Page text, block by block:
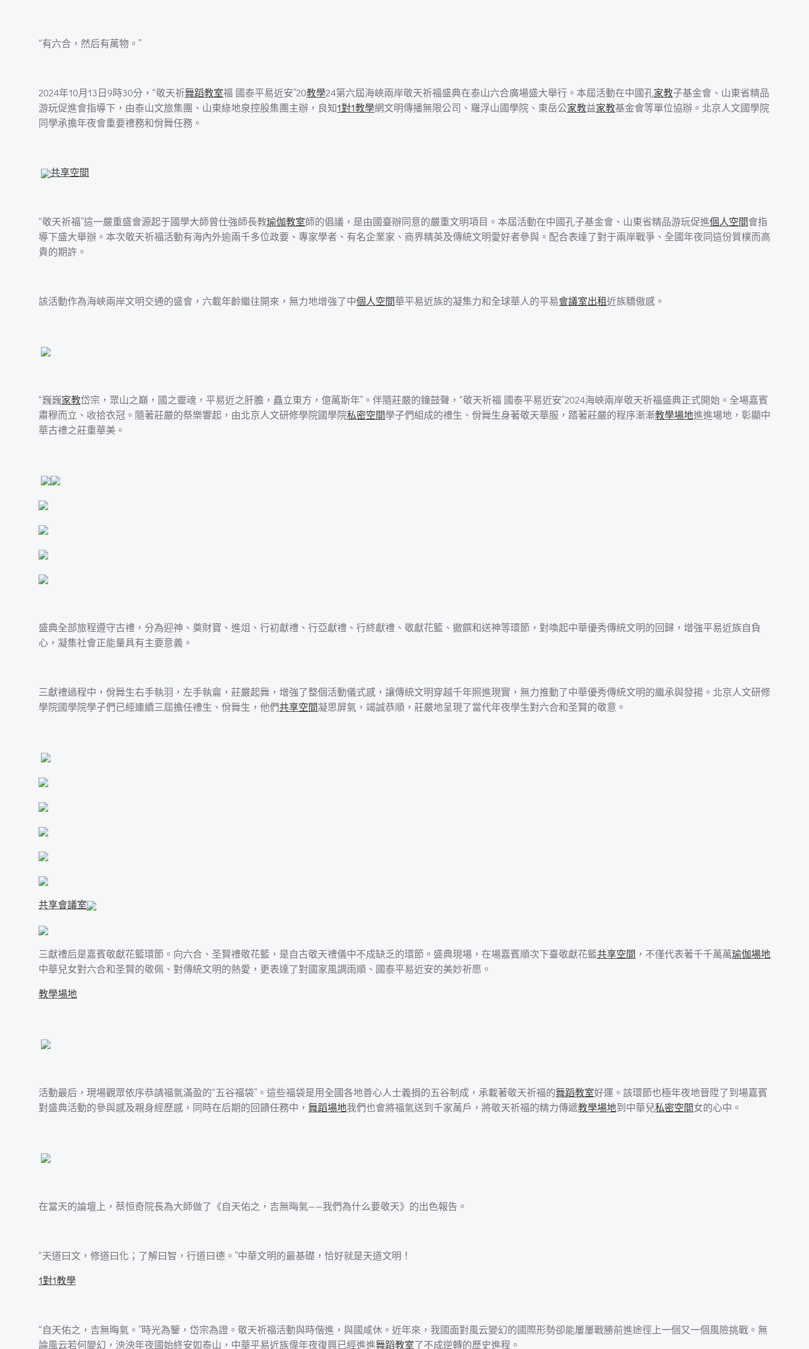
“有六合，然后有萬物。”
2024年10月13日9時30分，“敬天祈舞蹈教室福 國泰平易近安”20教學24第六屆海峽兩岸敬天祈福盛典在泰山六合廣場盛大舉行。本屆活動在中國孔家教子基金會、山東省精品
游玩促進會指導下，由泰山文旅集團、山東綠地泉控股集團主辦，良知1對1教學網文明傳播無限公司、羅浮山國學院、東岳公家教益家教基金會等單位協辦。北京人文國學院
同學承擔年夜會重要禮務和佾舞任務。
共享空間
“敬天祈福”這一嚴重盛會源起于國學大師曾仕強師長教瑜伽教室師的倡議，是由國臺辦同意的嚴重文明項目。本屆活動在中國孔子基金會、山東省精品游玩促進個人空間會指
導下盛大舉辦。本次敬天祈福活動有海內外逾兩千多位政要、專家學者、有名企業家、商界精英及傳統文明愛好者參與。配合表達了對于兩岸戰爭、全國年夜同這份質樸而高
貴的期許。
該活動作為海峽兩岸文明交通的盛會，六載年齡繼往開來，無力地增強了中個人空間華平易近族的凝集力和全球華人的平易會議室出租近族驕傲感。
“巍巍家教岱宗，眾山之巔，國之靈魂，平易近之肝膽，矗立東方，億萬斯年”。伴隨莊嚴的鐘鼓聲，“敬天祈福 國泰平易近安”2024海峽兩岸敬天祈福盛典正式開始。全場嘉賓
肅穆而立、收拾衣冠。隨著莊嚴的祭樂響起，由北京人文研修學院國學院私密空間學子們組成的禮生、佾舞生身著敬天華服，踏著莊嚴的程序漸漸教學場地進進場地，彰顯中
華古禮之莊重華美。
盛典全部旅程遵守古禮，分為迎神、奠財寶、進俎、行初獻禮、行亞獻禮、行終獻禮、敬獻花籃、撤饌和送神等環節，對喚起中華優秀傳統文明的回歸，增強平易近族自負
心，凝集社會正能量具有主要意義。
三獻禮過程中，佾舞生右手執羽，左手執龠，莊嚴起舞，增強了整個活動儀式感，讓傳統文明穿越千年照進現實，無力推動了中華優秀傳統文明的繼承與發揚。北京人文研修
學院國學院學子們已經連續三屆擔任禮生、佾舞生，他們共享空間凝思屏氣，竭誠恭順，莊嚴地呈現了當代年夜學生對六合和圣賢的敬意。
共享會議室
三獻禮后是嘉賓敬獻花籃環節。向六合、圣賢禮敬花籃，是自古敬天禮儀中不成缺乏的環節。盛典現場，在場嘉賓順次下臺敬獻花籃共享空間 ，不僅代表著千千萬萬瑜伽場地
中華兒女對六合和圣賢的敬佩、對傳統文明的熱愛，更表達了對國家風調雨順、國泰平易近安的美妙祈愿。
教學場地
活動最后，現場觀眾依序恭請福氣滿盈的“五谷福袋”。這些福袋是用全國各地善心人士義捐的五谷制成，承載著敬天祈福的舞蹈教室好運。該環節也極年夜地晉陞了到場嘉賓
對盛典活動的參與感及親身經歷感，同時在后期的回饋任務中， 舞蹈場地我們也會將福氣送到千家萬戶，將敬天祈福的精力傳遞教學場地到中華兒私密空間女的心中。
在當天的論壇上，蔡恒奇院長為大師做了《自天佑之，吉無晦氣——我們為什么要敬天》的出色報告。
“天道曰文，修道曰化；了解曰智，行道曰德。”中華文明的最基礎，恰好就是天道文明！
1對1教學
“自天佑之，吉無晦氣。”時光為鑒，岱宗為證。敬天祈福活動與時偕進，與國咸休。近年來，我國面對風云變幻的國際形勢卻能屢屢戰勝前進途徑上一個又一個風險挑戰。無
論風云若何變幻，泱泱年夜國始終安如泰山，中華平易近族偉年夜復興已經進進舞蹈教室了不成逆轉的歷史進程。